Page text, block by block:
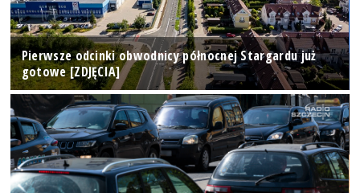
Pierwsze odcinki obwodnicy północnej Stargardu już
gotowe [ZDJĘCIA]